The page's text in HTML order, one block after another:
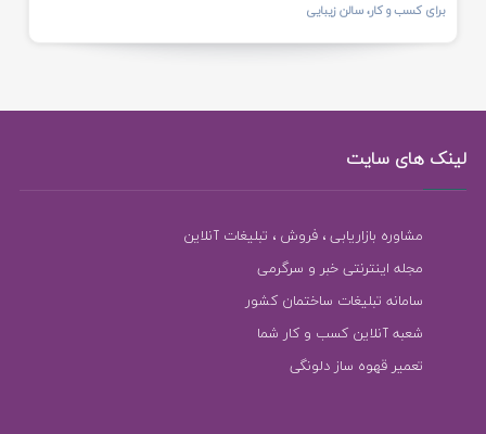
برای کسب و کار، سالن زیبایی
لینک های سایت
مشاوره بازاریابی ، فروش ، تبلیغات آنلاین
مجله اینترنتی خبر و سرگرمی
سامانه تبلیغات ساختمان کشور
شعبه آنلاین کسب و کار شما
تعمیر قهوه ساز دلونگی